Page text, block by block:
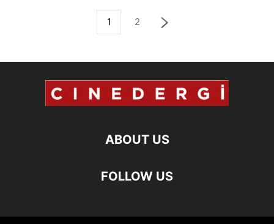
1 2
ABOUT US
FOLLOW US